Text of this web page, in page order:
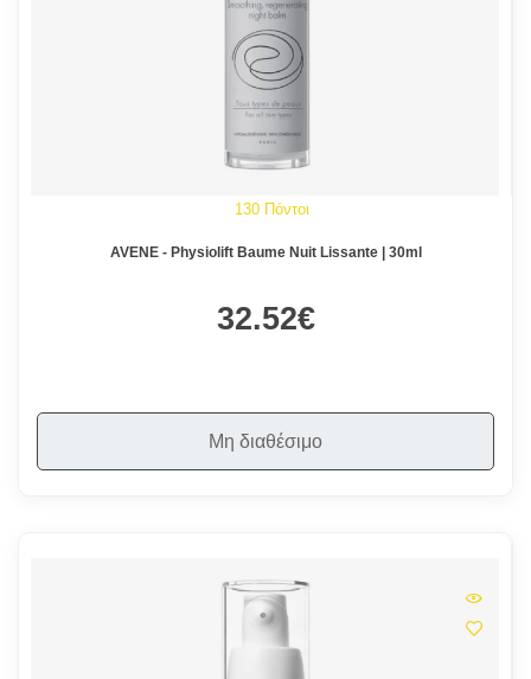
130 Πόντοι
AVENE - Physiolift Baume Nuit Lissante | 30ml
32.52€
Μη διαθέσιμο